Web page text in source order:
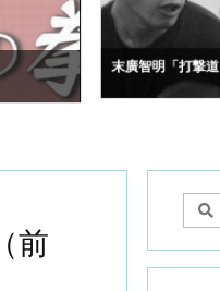
末廣智明「打撃道」
前